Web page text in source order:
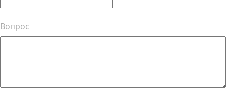
Вопрос